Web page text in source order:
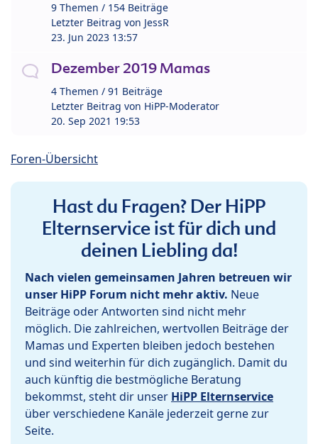
9 Themen / 154 Beiträge
Letzter Beitrag von JessR
23. Jun 2023 13:57
Dezember 2019 Mamas
4 Themen / 91 Beiträge
Letzter Beitrag von HiPP-Moderator
20. Sep 2021 19:53
Foren-Übersicht
Hast du Fragen? Der HiPP
Elternservice ist für dich und
deinen Liebling da!
Nach vielen gemeinsamen Jahren betreuen wir
unser HiPP Forum nicht mehr aktiv. Neue
Beiträge oder Antworten sind nicht mehr
möglich. Die zahlreichen, wertvollen Beiträge der
Mamas und Experten bleiben jedoch bestehen
und sind weiterhin für dich zugänglich. Damit du
auch künftig die bestmögliche Beratung
bekommst, steht dir unser HiPP Elternservice
über verschiedene Kanäle jederzeit gerne zur
Seite.